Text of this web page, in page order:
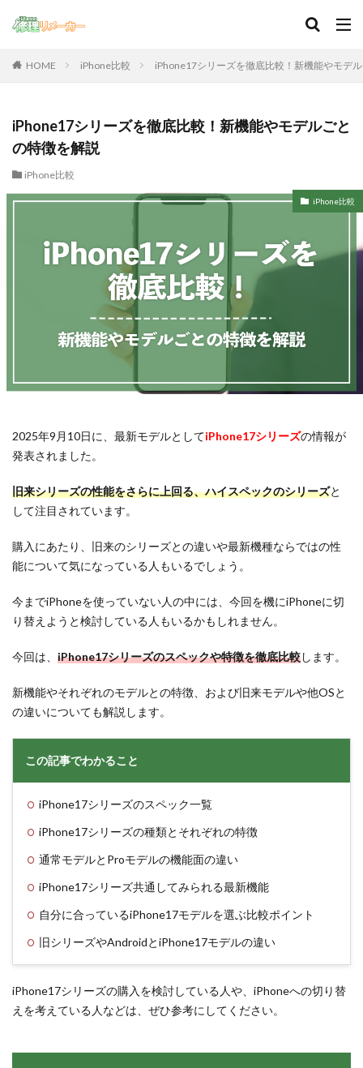
HOME iPhone比較 iPhone17シリーズを徹底比較！新機能やモデ
iPhone17シリーズを徹底比較！新機能やモデルごと
の特徴を解説
iPhone比較
iPhone比較
2025年9月10日に、最新モデルとしてiPhone17シリーズの情報が
発表されました。
旧来シリーズの性能をさらに上回る、ハイスペックのシリーズと
して注目されています。
購入にあたり、旧来のシリーズとの違いや最新機種ならではの性
能について気になっている人もいるでしょう。
今までiPhoneを使っていない人の中には、今回を機にiPhoneに切
り替えようと検討している人もいるかもしれません。
今回は、 iPhone17シリーズのスペックや特徴を徹底比較します。
新機能やそれぞれのモデルとの特徴、および旧来モデルや他OSと
の違いについても解説します。
この記事でわかること
iPhone17シリーズのスペック一覧
iPhone17シリーズの種類とそれぞれの特徴
通常モデルとProモデルの機能面の違い
iPhone17シリーズ共通してみられる最新機能
自分に合っているiPhone17モデルを選ぶ比較ポイント
旧シリーズやAndroidとiPhone17モデルの違い
iPhone17シリーズの購入を検討している人や、iPhoneへの切り替
えを考えている人などは、ぜひ参考にしてください。